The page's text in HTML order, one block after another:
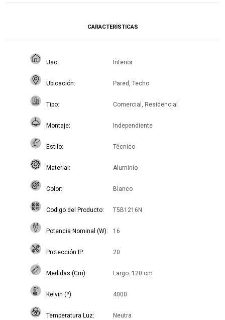
CARACTERÍSTICAS
Uso Interior
Ubicación Pared, Techo
Tipo Comercial, Residencial
Montaje Independiente
Estilo Técnico
Material Aluminio
Color Blanco
Codigo del Producto T5B1216N
Potencia Nominal (W) 16
Protección IP 20
Medidas (Cm) Largo: 120 cm
Kelvin (º) 4000
Temperatura Luz Neutra